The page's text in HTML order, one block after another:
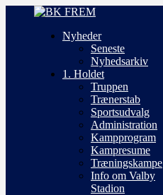
Nyheder
Seneste
Nyhedsarkiv
1. Holdet
Truppen
Trænerstab
Sportsudvalg
Administration
Kampprogram
Kampresume
Træningskampe
Info om Valby
Stadion